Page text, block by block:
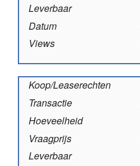
Leverbaar
Datum
Views
Koop/Leaserechten
Transactie
Hoeveelheid
Vraagprijs
Leverbaar